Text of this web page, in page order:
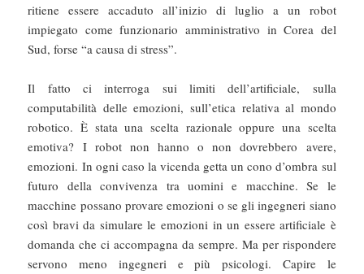
ritiene essere accaduto all’inizio di luglio a un robot
impiegato come funzionario amministrativo in Corea del
Sud, forse “a causa di stress”.
Il fatto ci interroga sui limiti dell’artificiale, sulla
computabilità delle emozioni, sull’etica relativa al mondo
robotico. È stata una scelta razionale oppure una scelta
emotiva? I robot non hanno o non dovrebbero avere,
emozioni. In ogni caso la vicenda getta un cono d’ombra sul
futuro della convivenza tra uomini e macchine. Se le
macchine possano provare emozioni o se gli ingegneri siano
così bravi da simulare le emozioni in un essere artificiale è
domanda che ci accompagna da sempre. Ma per rispondere
servono meno ingegneri e più psicologi. Capire le